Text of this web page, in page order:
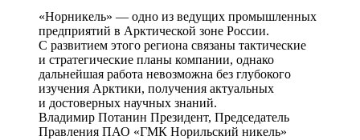
«Норникель» — одно из ведущих промышленных
предприятий в Арктической зоне России.
С развитием этого региона связаны тактические
и стратегические планы компании, однако
дальнейшая работа невозможна без глубокого
изучения Арктики, получения актуальных
и достоверных научных знаний.
Владимир Потанин Президент, Председатель
Правления ПАО «ГМК Норильский никель»